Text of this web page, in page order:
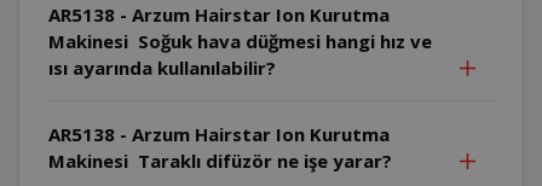
AR5138 - Arzum Hairstar Ion Kurutma
Makinesi Soğuk hava düğmesi hangi hız ve
ısı ayarında kullanılabilir?
AR5138 - Arzum Hairstar Ion Kurutma
Makinesi Taraklı difüzör ne işe yarar?